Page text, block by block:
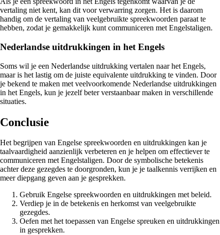
vertaling niet kent, kan dit voor verwarring zorgen. Het is daarom
handig om de vertaling van veelgebruikte spreekwoorden paraat te
hebben, zodat je gemakkelijk kunt communiceren met Engelstaligen.
Nederlandse uitdrukkingen in het Engels
Soms wil je een Nederlandse uitdrukking vertalen naar het Engels,
maar is het lastig om de juiste equivalente uitdrukking te vinden. Door
je bekend te maken met veelvoorkomende Nederlandse uitdrukkingen
in het Engels, kun je jezelf beter verstaanbaar maken in verschillende
situaties.
Conclusie
Het begrijpen van Engelse spreekwoorden en uitdrukkingen kan je
taalvaardigheid aanzienlijk verbeteren en je helpen om effectiever te
communiceren met Engelstaligen. Door de symbolische betekenis
achter deze gezegdes te doorgronden, kun je je taalkennis verrijken en
meer diepgang geven aan je gesprekken.
Gebruik Engelse spreekwoorden en uitdrukkingen met beleid.
Verdiep je in de betekenis en herkomst van veelgebruikte
gezegdes.
Oefen met het toepassen van Engelse spreuken en uitdrukkingen
in gesprekken.